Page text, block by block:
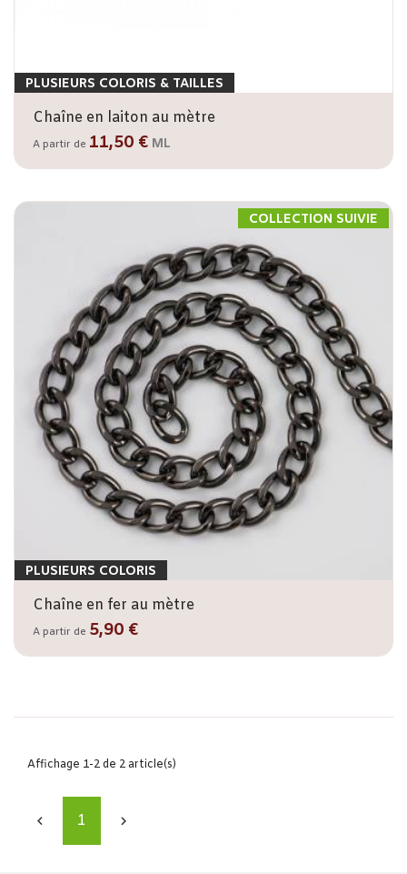
PLUSIEURS COLORIS & TAILLES
Chaîne en laiton au mètre
A partir de 11,50 € ML
PLUSIEURS COLORIS
COLLECTION SUIVIE
Chaîne en fer au mètre
A partir de 5,90 €
Affichage 1-2 de 2 article(s)
 1 